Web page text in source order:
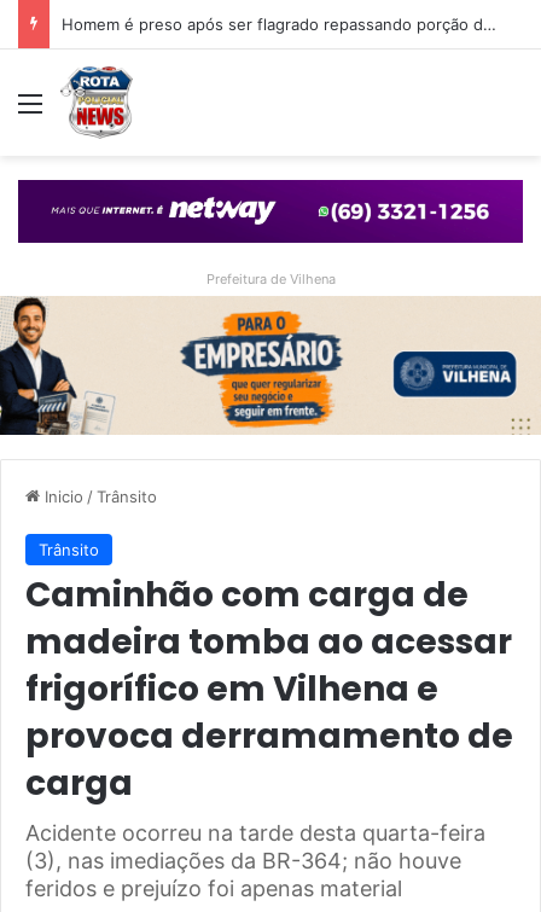
Homem é preso após ser flagrado repassando porção de maconha a garoto de 14 anos em praça de Vilhena
Menu
Prefeitura de Vilhena
Inicio /Trânsito
Trânsito
Caminhão com carga de
madeira tomba ao acessar
frigorífico em Vilhena e
provoca derramamento de
carga
Acidente ocorreu na tarde desta quarta-feira
(3), nas imediações da BR-364; não houve
feridos e prejuízo foi apenas material